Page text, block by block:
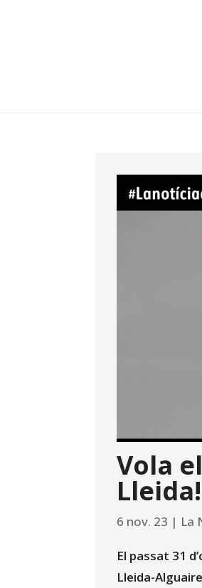
Vola
Lleida!
6 nov. 23 | La
El passat 31
Lleida-